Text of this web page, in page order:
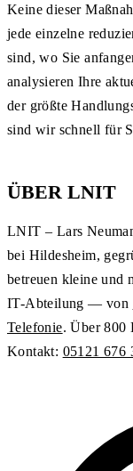
Keine dieser
jede einzelne
sind, wo Sie
analysieren Ihre
der größte
sind wir schnell für
ÜBER LNIT
LNIT – Lars
bei Hildesheim,
betreuen kleine und
IT-Abteilung — von
Telefonie. Über 800
Kontakt: 05121 676